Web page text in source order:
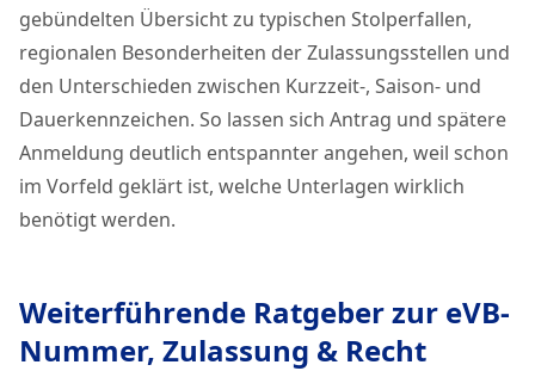
gebündelten Übersicht zu typischen Stolperfallen,
regionalen Besonderheiten der Zulassungsstellen und
den Unterschieden zwischen Kurzzeit-, Saison- und
Dauerkennzeichen. So lassen sich Antrag und spätere
Anmeldung deutlich entspannter angehen, weil schon
im Vorfeld geklärt ist, welche Unterlagen wirklich
benötigt werden.
Weiterführende Ratgeber zur eVB-
Nummer, Zulassung & Recht